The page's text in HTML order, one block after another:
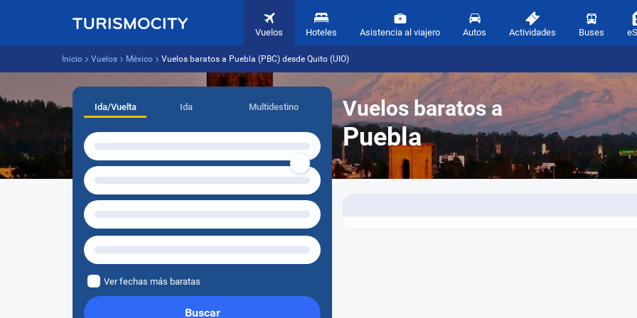
Vuelos Hoteles Asistencia al viajero Autos Actividades Buses
Inicio Vuelos México Vuelos baratos a Puebla (PBC) desde Quito (UIO)
Vuelos baratos a
Puebla
Ida/Vuelta Ida Multidestino
Ver fechas más baratas
Buscar